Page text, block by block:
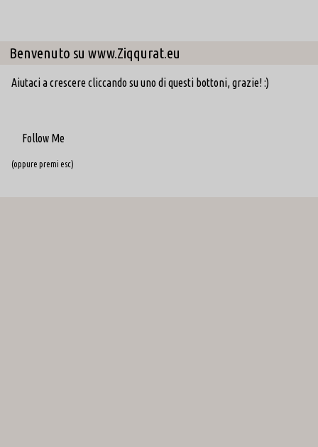
Benvenuto su www.Ziqqurat.eu
Aiutaci a crescere cliccando su uno di questi bottoni, grazie! :)
Follow Me
(oppure premi esc)